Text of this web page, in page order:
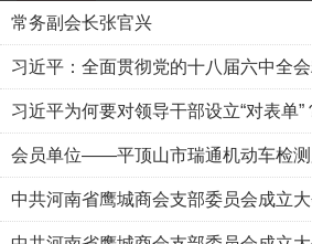
常务副会长张官兴
习近平为何要对领导干部设立“对表单”
中共河南省鹰城商会支部委员会成立